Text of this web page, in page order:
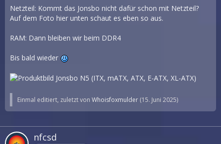
Netzteil: Kommt das Jonsbo nicht dafür schon mit Netzteil?
Auf dem Foto hier unten schaut es eben so aus.
RAM: Dann bleiben wir beim DDR4
Bis bald wieder
Einmal editiert, zuletzt von Whoisfoxmulder (15. Juni 2025)
nfcsd